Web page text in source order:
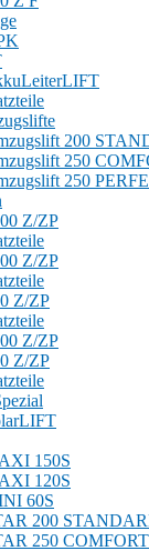
200
250
250
Z/ZP
Z/ZP
Z/ZP
Z/ZP
Z/ZP
150S
120S
60S
200
250 COMFORT